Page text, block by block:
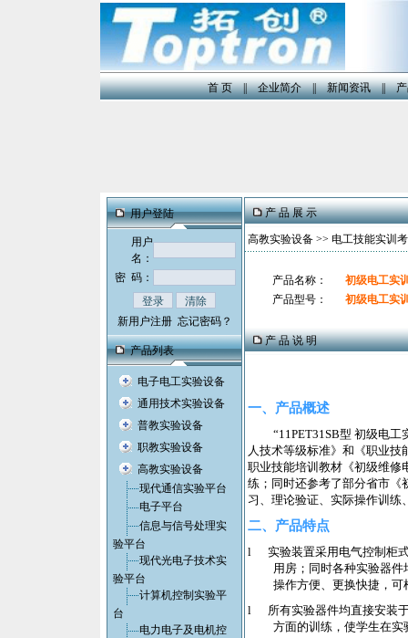
首 页||企业简介||新闻资讯||
用户登陆
用户
名：
密 码：
新用户注册 忘记密码？
产品列表
电子电工实验设备
通用技术实验设备
普教实验设备
职教实验设备
高教实验设备
现代通信实验平台
电子平台
信息与信号处理实
验平台
现代光电子技术实
验平台
计算机控制实验平
台
电力电子及电机控
产 品 展 示
高教实验设备 >> 电工技能实训
产品名称：
初级电工实
产品型号：
初级电工实
产 品 说 明
一、产品概述
“11PET31SB型 初级电工
人技术等级标准》和《职业
职业技能培训教材《初级维修
练；同时还参考了部分省市《
习、理论验证、实际操作训练
二、产品特点
l
实验装置采用电气控制柜
用房；同时各种实验器
操作方便、更换快捷，
l
所有实验器件均直接安装
方面的训练，使学生在